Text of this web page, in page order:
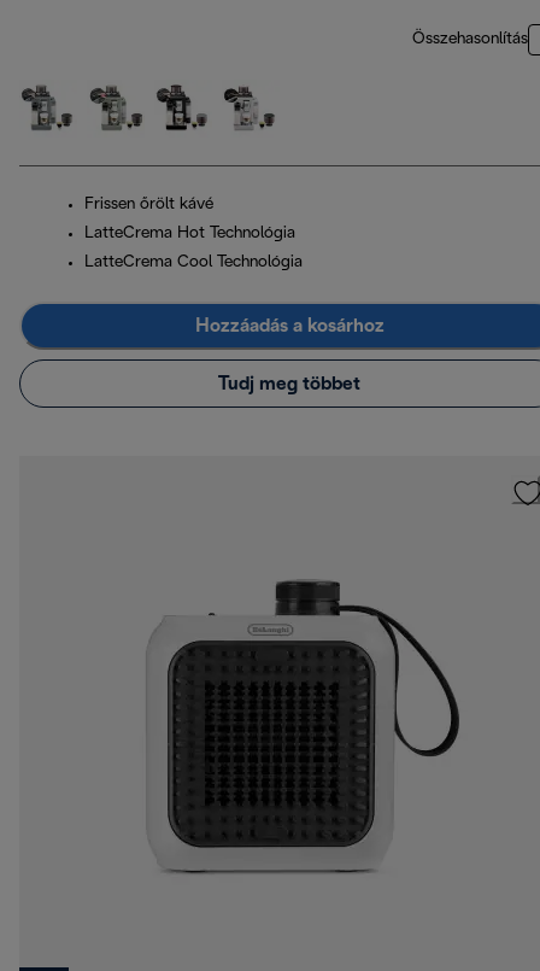
Összehasonlítás
Frissen őrölt kávé
LatteCrema Hot Technológia
LatteCrema Cool Technológia
Hozzáadás a kosárhoz
Tudj meg többet